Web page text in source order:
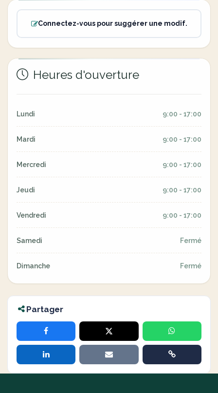
Connectez-vous pour suggérer une modif.
Heures d'ouverture
Lundi 9:00 - 17:00
Mardi 9:00 - 17:00
Mercredi 9:00 - 17:00
Jeudi 9:00 - 17:00
Vendredi 9:00 - 17:00
Samedi Fermé
Dimanche Fermé
Partager